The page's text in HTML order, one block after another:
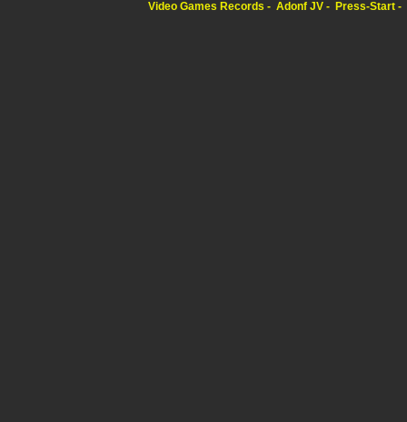
Video Games Records Adonf JV Press-Start